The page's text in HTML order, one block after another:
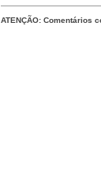
ATENÇÃO: Comentários